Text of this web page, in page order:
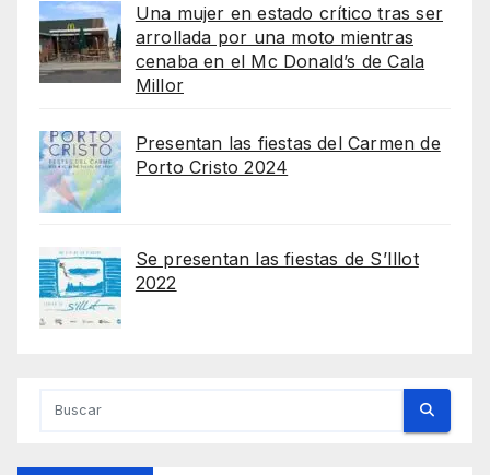
Una mujer en estado crítico tras ser
arrollada por una moto mientras
cenaba en el Mc Donald’s de Cala
Millor
Presentan las fiestas del Carmen de
Porto Cristo 2024
Se presentan las fiestas de S’Illot
2022